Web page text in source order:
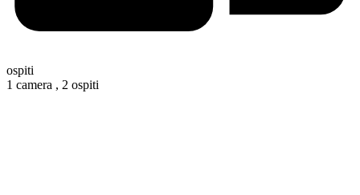
ospiti
1 camera , 2 ospiti